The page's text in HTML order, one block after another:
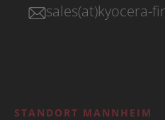
sales(at)kyocera-
STANDORT MANNHEIM